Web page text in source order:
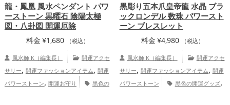
龍・鳳凰 風水ペンダント パワ
ーストーン 黒曜石 陰陽太極
図・八卦図 開運厄除
料金 ¥1,680 （税込）
風水師 K（編集長）
開運アクセ
サリー, 開運ファッションアイテム, 開運
パワーストーン, 開運お守り
黒色の
黒彫り五本爪皇帝龍 水晶 ブラ
ックロンデル 数珠 パワースト
ーン ブレスレット
料金 ¥4,980 （税込）
風水師 K（編集長）
開運アクセ
サリー, 開運ファッションアイテム, 開運
パワーストーン
黒色の開運グッズ,